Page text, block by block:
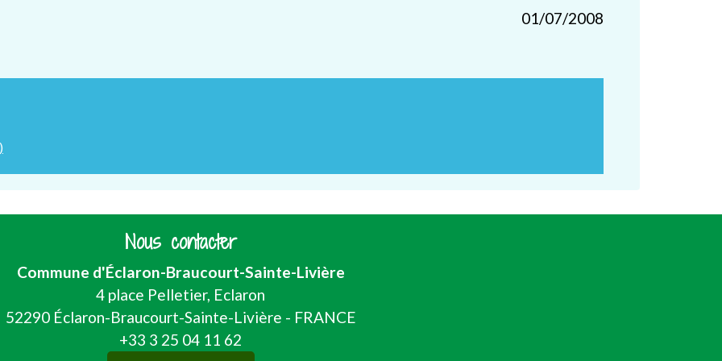
01/07/2008
Nous contacter
Commune d'Éclaron-Braucourt-Sainte-Livière
4 place Pelletier, Eclaron
52290 Éclaron-Braucourt-Sainte-Livière - FRANCE
+33 3 25 04 11 62